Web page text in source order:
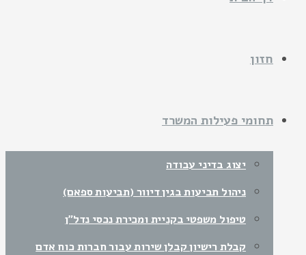
חזון
תחומי פעילות המשרד
יצוג בדיני עבודה
ניהול תביעות בגין דיוור (תביעות ספאם)
טיפול משפטי בקניית ומכירת נכסי נדל"ן
קבלת רישיון קבלן שירות עבור חברות כוח אדם